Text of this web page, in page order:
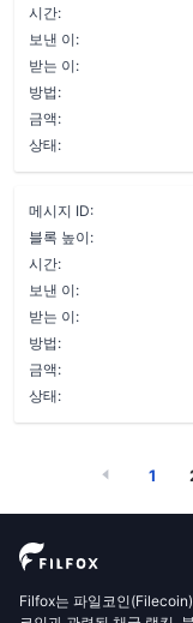
시간:
보낸 이:
받는 이:
방법:
금액:
상태:
메시지 ID:
블록 높이:
시간:
보낸 이:
받는 이:
방법:
금액:
상태:
1
Filfox는 파일코인